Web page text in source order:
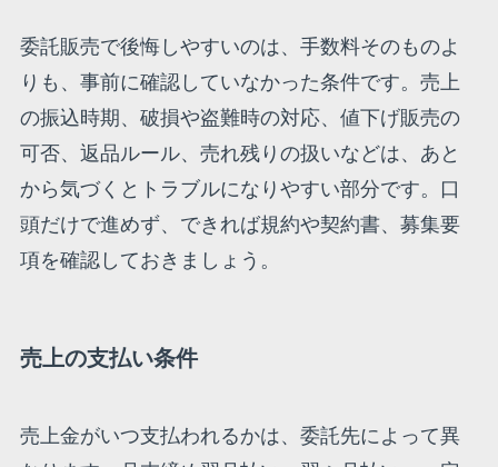
委託販売で後悔しやすいのは、手数料そのものよ
りも、事前に確認していなかった条件です。売上
の振込時期、破損や盗難時の対応、値下げ販売の
可否、返品ルール、売れ残りの扱いなどは、あと
から気づくとトラブルになりやすい部分です。口
頭だけで進めず、できれば規約や契約書、募集要
項を確認しておきましょう。
売上の支払い条件
売上金がいつ支払われるかは、委託先によって異